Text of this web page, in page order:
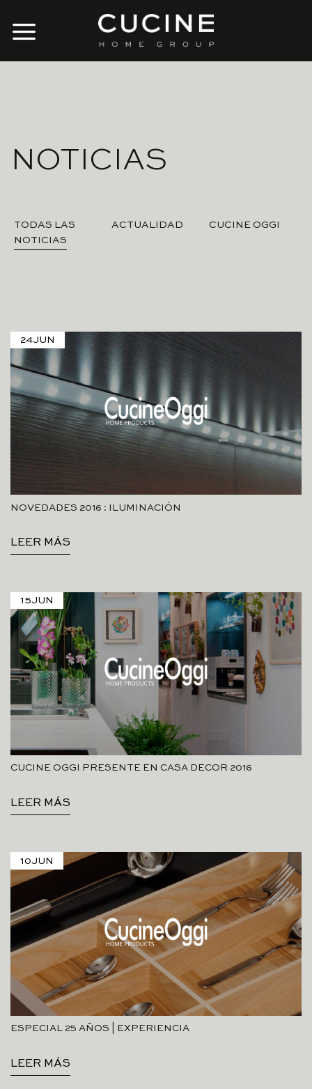
content
NOTICIAS
TODAS LAS
NOTICIAS
ACTUALIDAD CUCINE OGGI
NOVEDADES 2016 : ILUMINACIÓN
LEER MÁS
24JUN
CUCINE OGGI PRESENTE EN CASA DECOR 2016
LEER MÁS
15JUN
ESPECIAL 25 AÑOS | EXPERIENCIA
LEER MÁS
10JUN